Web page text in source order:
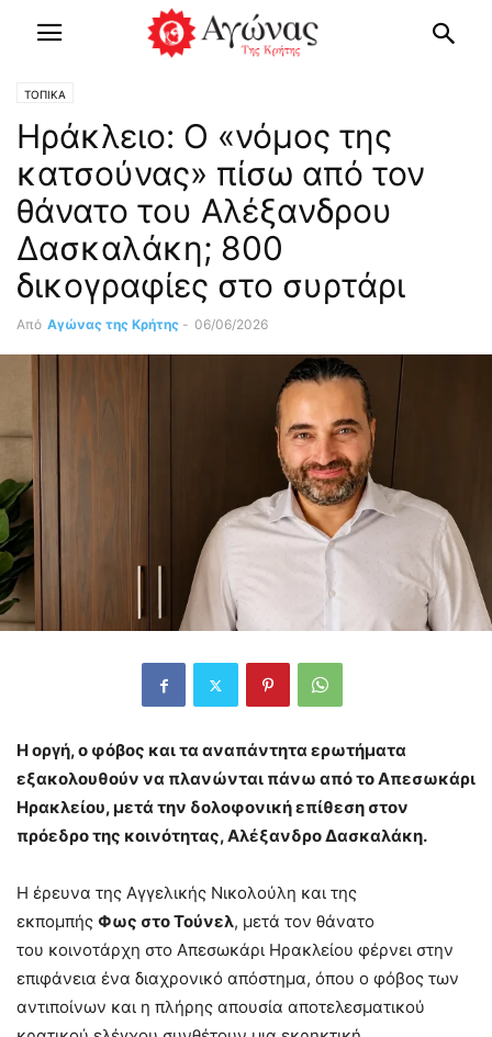
ΤΟΠΙΚΑ
Ηράκλειο: Ο «νόμος της
κατσούνας» πίσω από τον
θάνατο του Αλέξανδρου
Δασκαλάκη; 800
δικογραφίες στο συρτάρι
Από Αγώνας της Κρήτης - 06/06/2026
Η οργή, ο φόβος και τα αναπάντητα ερωτήματα
εξακολουθούν να πλανώνται πάνω από το Απεσωκάρι
Ηρακλείου, μετά την δολοφονική επίθεση στον
πρόεδρο της κοινότητας, Αλέξανδρο Δασκαλάκη.
Η έρευνα της Αγγελικής Νικολούλη και της
εκπομπής Φως στο Τούνελ, μετά τον θάνατο
του κοινοτάρχη στο Απεσωκάρι Ηρακλείου φέρνει στην
επιφάνεια ένα διαχρονικό απόστημα, όπου ο φόβος των
αντιποίνων και η πλήρης απουσία αποτελεσματικού